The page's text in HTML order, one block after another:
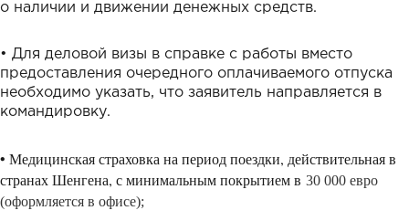
о наличии и движении денежных средств.
• Для деловой визы в справке с работы вместо
предоставления очередного оплачиваемого отпуска
необходимо указать, что заявитель направляется в
командировку.
• Медицинская страховка на период поездки, действительная в
странах Шенгена, с минимальным покрытием в 30 000 евро
(оформляется в офисе);